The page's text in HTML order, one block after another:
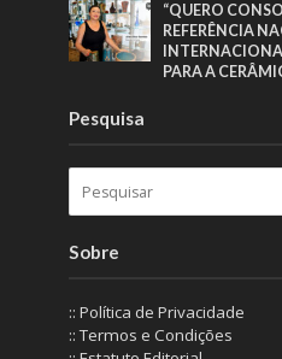
“QUERO
REFERÊNCIA
PARA A
Pesquisa
Sobre
:: Política de Privacidade
:: Termos e Condições